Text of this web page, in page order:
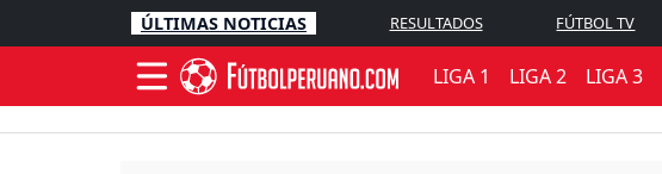
ÚLTIMAS NOTICIAS RESULTADOS FÚTBOL TV
LIGA 1 LIGA 2 LIGA 3